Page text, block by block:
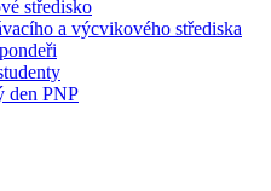
středisko
a výcvikového střediska
den PNP